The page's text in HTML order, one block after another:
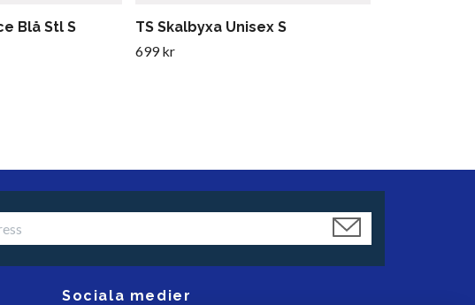
Blå Stl S
TS Skalbyxa Unisex S
699 kr
Sociala medier